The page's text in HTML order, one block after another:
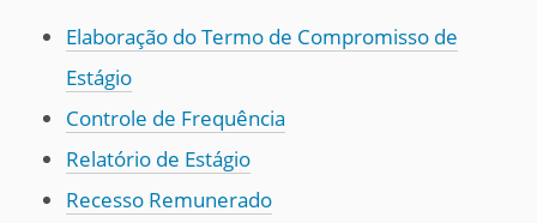
Elaboração do Termo de Compromisso de
Estágio
Controle de Frequência
Relatório de Estágio
Recesso Remunerado